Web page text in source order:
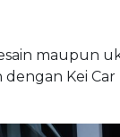
maupun
Kei Car